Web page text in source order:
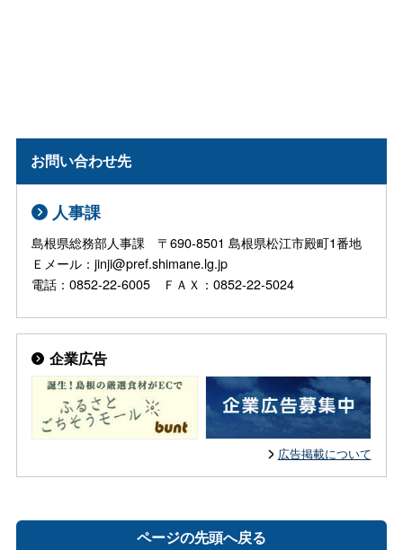
お問い合わせ先
人事課
島根県総務部人事課 〒690-8501 島根県松江市殿町1番地
Ｅメール：jinji@pref.shimane.lg.jp
電話：0852-22-6005 ＦＡＸ：0852-22-5024
企業広告
広告掲載について
ページの先頭へ戻る